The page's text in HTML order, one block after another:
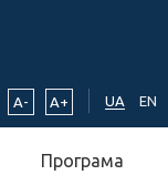
A- A+ UA EN
Програма